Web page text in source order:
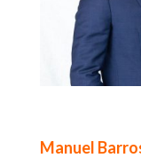
Manuel